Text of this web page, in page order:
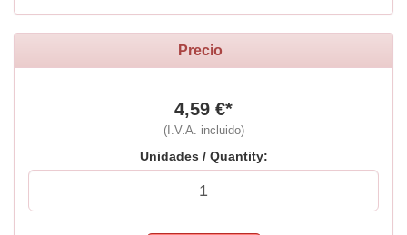
Precio
4,59 €*
(I.V.A. incluido)
Unidades / Quantity: